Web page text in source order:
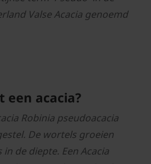
Valse Acacia genoemd
een acacia?
Robinia pseudoacacia
De wortels groeien
de diepte. Een Acacia